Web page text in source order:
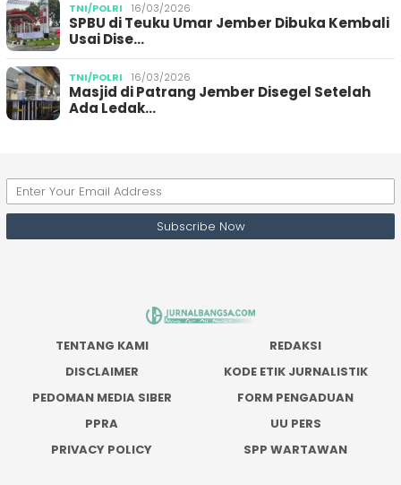
TNI/POLRI 16/03/2026
SPBU di Teuku Umar Jember Dibuka Kembali
Usai Dise…
TNI/POLRI 16/03/2026
Masjid di Patrang Jember Disegel Setelah
Ada Ledak…
TENTANG KAMI
REDAKSI
DISCLAIMER
KODE ETIK JURNALISTIK
PEDOMAN MEDIA SIBER
FORM PENGADUAN
PPRA
UU PERS
PRIVACY POLICY
SPP WARTAWAN